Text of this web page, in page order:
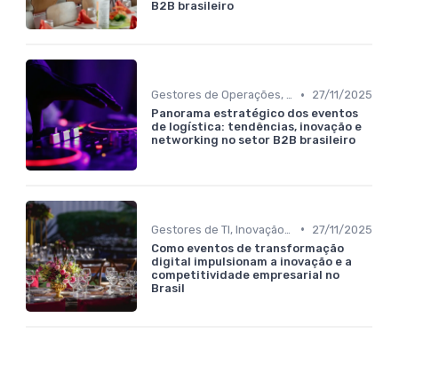
B2B brasileiro
Gestores de Operações, Produção e Logística •
27/11/2025
Panorama estratégico dos eventos
de logística: tendências, inovação e
networking no setor B2B brasileiro
•
27/11/2025
Como eventos de transformação
digital impulsionam a inovação e a
competitividade empresarial no
Brasil